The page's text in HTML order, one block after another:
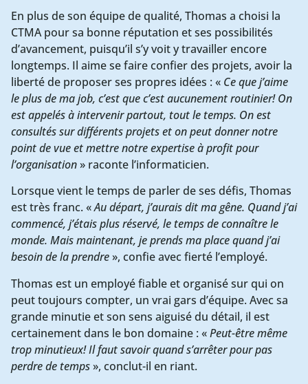
En plus de son équipe de qualité, Thomas a choisi la
CTMA pour sa bonne réputation et ses possibilités
d’avancement, puisqu’il s’y voit y travailler encore
longtemps. Il aime se faire confier des projets, avoir la
liberté de proposer ses propres idées : « Ce que j’aime
le plus de ma job, c’est que c’est aucunement routinier! On
est appelés à intervenir partout, tout le temps. On est
consultés sur différents projets et on peut donner notre
point de vue et mettre notre expertise à profit pour
l’organisation» raconte l’informaticien.
Lorsque vient le temps de parler de ses défis, Thomas
est très franc. «Au départ, j’aurais dit ma gêne. Quand j’ai
commencé, j’étais plus réservé, le temps de connaître le
monde. Mais maintenant, je prends ma place quand j’ai
besoin de la prendre», confie avec fierté l’employé.
Thomas est un employé fiable et organisé sur qui on
peut toujours compter, un vrai gars d’équipe. Avec sa
grande minutie et son sens aiguisé du détail, il est
certainement dans le bon domaine : «Peut-être même
trop minutieux! Il faut savoir quand s’arrêter pour pas
perdre de temps», conclut-il en riant.